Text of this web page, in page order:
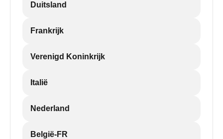
Duitsland
Frankrijk
Verenigd Koninkrijk
Italië
Nederland
België-FR